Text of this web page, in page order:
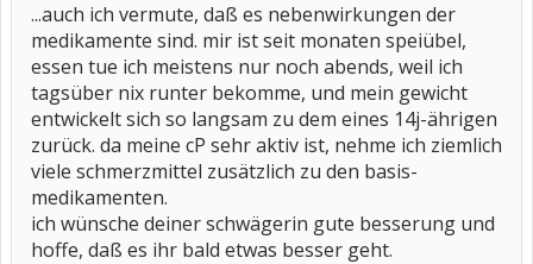
...auch ich vermute, daß es nebenwirkungen der
medikamente sind. mir ist seit monaten speiübel,
essen tue ich meistens nur noch abends, weil ich
tagsüber nix runter bekomme, und mein gewicht
entwickelt sich so langsam zu dem eines 14j-ährigen
zurück. da meine cP sehr aktiv ist, nehme ich ziemlich
viele schmerzmittel zusätzlich zu den basis-
medikamenten.
ich wünsche deiner schwägerin gute besserung und
hoffe, daß es ihr bald etwas besser geht.